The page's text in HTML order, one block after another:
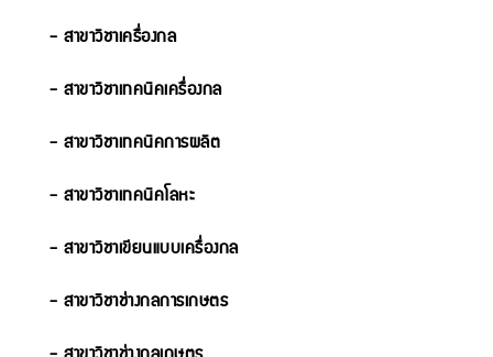
- สาขาวิชาเครื่องกล
- สาขาวิชาเทคนิคเครื่องกล
- สาขาวิชาเทคนิคการผลิต
- สาขาวิชาเทคนิคโลหะ
- สาขาวิชาเขียนแบบเครื่องกล
- สาขาวิชาช่างกลการเกษตร